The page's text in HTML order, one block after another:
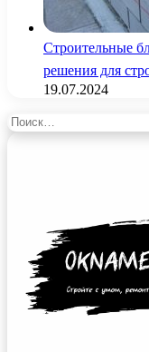
Строительные
решения для
19.07.2024
Найти: